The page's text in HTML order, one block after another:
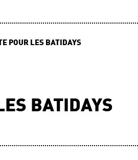
POUR LES BATIDAYS
BATIDAYS